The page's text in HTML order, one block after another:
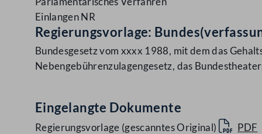
Einlangen NR
Regierungsvorlage:
Bundesgesetz vom xxxx 1988, mit dem das
Nebengebührenzulagengesetz, das
Eingelangte Dokumente
Regierungsvorlage (gescanntes Original) PDF